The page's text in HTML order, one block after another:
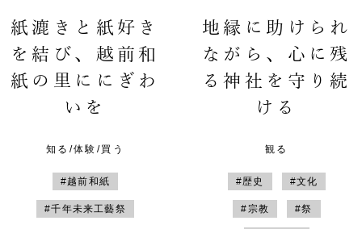
紙漉きと紙好き
を結び、越前和
紙の里ににぎわ
いを
知る/体験/買う
#越前和紙
#千年未来工藝祭
地縁に助けられ
ながら、心に残
る神社を守り続
ける
観る
#歴史 #文化
#宗教 #祭